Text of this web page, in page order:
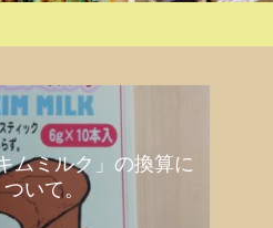
ムミルク」の換算に
ついて。